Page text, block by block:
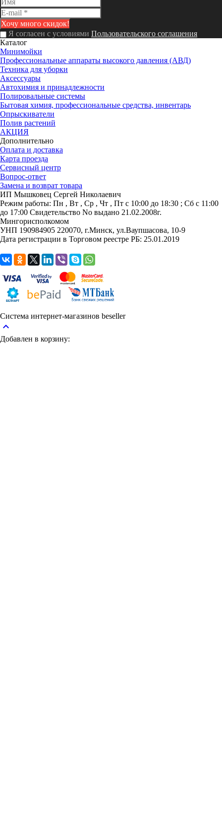
Я согласен с условиями Пользовательского соглашения
Каталог
Минимойки
Профессиональные аппараты высокого давления (АВД)
Техника для уборки
Аксессуары
Автохимия и принадлежности
Полировальные системы
Бытовая химия, профессиональные средства, инвентарь
Опрыскиватели
Полив растений
АКЦИЯ
Дополнительно
Оплата и доставка
Карта проезда
Сервисный центр
Вопрос-ответ
Замена и возврат товара
ИП Мышковец Сергей Николаевич
Режим работы: Пн , Вт , Ср , Чт , Пт c 10:00 до 18:30 ; Сб c 11:00
до 17:00 Свидетельство No выдано 21.02.2008г.
Мингорисполкомом
УНП 190984905 220070, г.Минск, ул.Ваупшасова, 10-9
Дата регистрации в Торговом реестре РБ: 25.01.2019
Система интернет-магазинов beseller
keyboard_arrow_up
Добавлен в корзину: